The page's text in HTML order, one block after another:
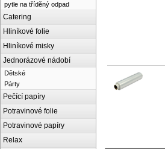
pytle na tříděný odpad
Catering
Hliníkové folie
Hliníkové misky
Jednorázové nádobí
Dětské
Párty
Pečící papíry
Potravinové folie
Potravinové papíry
Relax